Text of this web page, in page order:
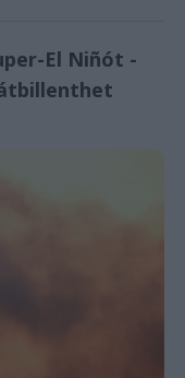
El Niñót -